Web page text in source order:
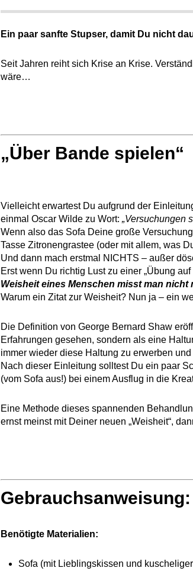
Ein paar sanfte Stupser, damit Du nicht
Seit Jahren reiht sich Krise an Krise.
wäre…
„Über Bande spielen“
Vielleicht erwartest Du aufgrund der
einmal Oscar Wilde zu Wort:„Versuchungen
Wenn also das Sofa Deine große
Tasse Zitronengrastee (oder mit allem, was
Und dann mach erstmal NICHTS – außer
Erst wenn Du richtig Lust zu einer „Übung
Weisheit eines Menschen misst man
Warum ein Zitat zur Weisheit? Nun ja – ein
Die Definition von George Bernard Shaw
Erfahrungen gesehen, sondern als eine
immer wieder diese Haltung zu erwerben
Nach dieser Einleitung solltest Du ein paar
(vom Sofa aus!) bei einem Ausflug in die
Eine Methode dieses spannenden
ernst meinst mit Deiner neuen „Weisheit“,
Benötigte Materialien:
Sofa (mit Lieblingskissen und